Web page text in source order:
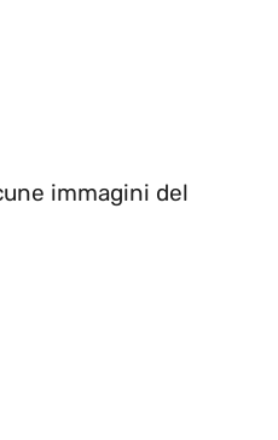
immagini del